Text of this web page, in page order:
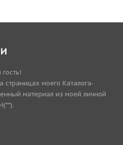
страницах моего Каталога-
материал из моей личной